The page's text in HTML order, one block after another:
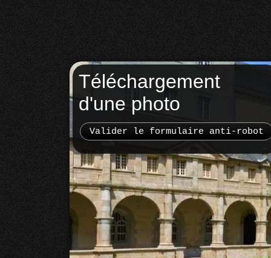
Téléchargement
d'une photo